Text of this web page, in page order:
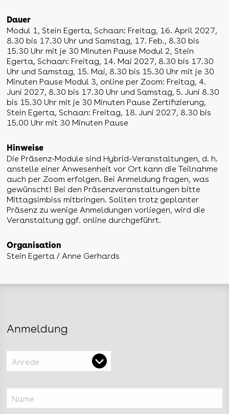
Dauer
Modul 1, Stein Egerta, Schaan: Freitag, 16. April 2027,
8.30 bis 17.30 Uhr und Samstag, 17. Feb., 8.30 bis
15.30 Uhr mit je 30 Minuten Pause Modul 2, Stein
Egerta, Schaan: Freitag, 14. Mai 2027, 8.30 bis 17.30
Uhr und Samstag, 15. Mai, 8.30 bis 15.30 Uhr mit je 30
Minuten Pause Modul 3, online per Zoom: Freitag, 4.
Juni 2027, 8.30 bis 17.30 Uhr und Samstag, 5. Juni 8.30
bis 15.30 Uhr mit je 30 Minuten Pause Zertifizierung,
Stein Egerta, Schaan: Freitag, 18. Juni 2027, 8.30 bis
15.00 Uhr mit 30 Minuten Pause
Hinweise
Die Präsenz-Module sind Hybrid-Veranstaltungen, d. h.
anstelle einer Anwesenheit vor Ort kann die Teilnahme
auch per Zoom erfolgen. Bei Anmeldung fragen, was
gewünscht! Bei den Präsenzveranstaltungen bitte
Mittagsimbiss mitbringen. Sollten trotz geplanter
Präsenz zu wenige Anmeldungen vorliegen, wird die
Veranstaltung ggf. online durchgeführt.
Organisation
Stein Egerta / Anne Gerhards
Anmeldung
Anrede
Name